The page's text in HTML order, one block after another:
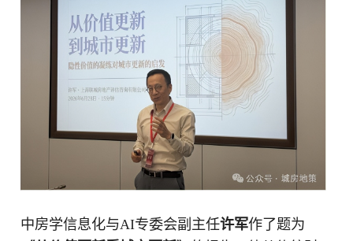
中房学信息化与AI专委会副主任许军作了题为